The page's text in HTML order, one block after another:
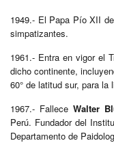
1949.- El Papa Pío XII
simpatizantes.
1961.- Entra en vigor el
dicho continente,
60° de latitud sur, para
1967.- Fallece Walter
Perú. Fundador del
Departamento de